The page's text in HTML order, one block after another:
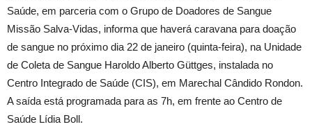
Saúde, em parceria com o Grupo de Doadores de Sangue
Missão Salva-Vidas, informa que haverá caravana para doação
de sangue no próximo dia 22 de janeiro (quinta-feira), na Unidade
de Coleta de Sangue Haroldo Alberto Güttges, instalada no
Centro Integrado de Saúde (CIS), em Marechal Cândido Rondon.
A saída está programada para as 7h, em frente ao Centro de
Saúde Lídia Boll.